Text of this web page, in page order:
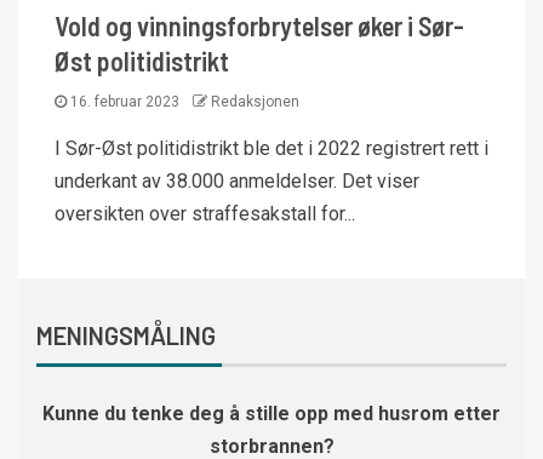
Vold og vinningsforbrytelser øker i Sør-
Øst politidistrikt
16. februar 2023 Redaksjonen
I Sør-Øst politidistrikt ble det i 2022 registrert rett i
underkant av 38.000 anmeldelser. Det viser
oversikten over straffesakstall for...
MENINGSMÅLING
Kunne du tenke deg å stille opp med husrom etter
storbrannen?